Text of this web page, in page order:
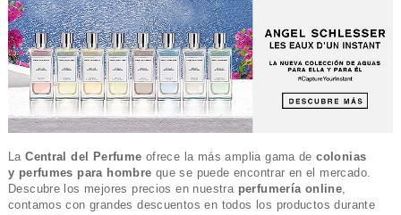
LaCentral del Perfume ofrece la más amplia gama decolonias
y perfumes para hombre que se puede encontrar en el mercado.
Descubre los mejores precios en nuestra perfumería online,
contamos con grandes descuentos en todos los productos durante